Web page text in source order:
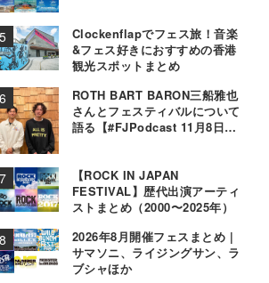
Clockenflapでフェス旅！音楽
&フェス好きにおすすめの香港
観光スポットまとめ
ROTH BART BARON三船雅也
さんとフェスティバルについて
語る【#FJPodcast 11月8日配
【ROCK IN JAPAN
FESTIVAL】歴代出演アーティ
ストまとめ（2000〜2025年）
2026年8月開催フェスまとめ |
サマソニ、ライジングサン、ラ
ブシャほか